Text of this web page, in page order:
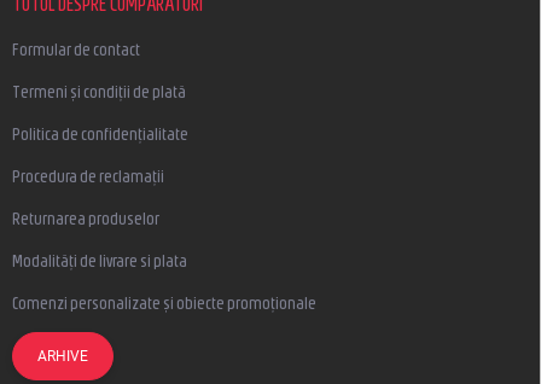
Formular de contact
Termeni și condiții de plată
Politica de confidențialitate
Procedura de reclamații
Returnarea produselor
Modalități de livrare si plata
Comenzi personalizate și obiecte promoționale
ARHIVE